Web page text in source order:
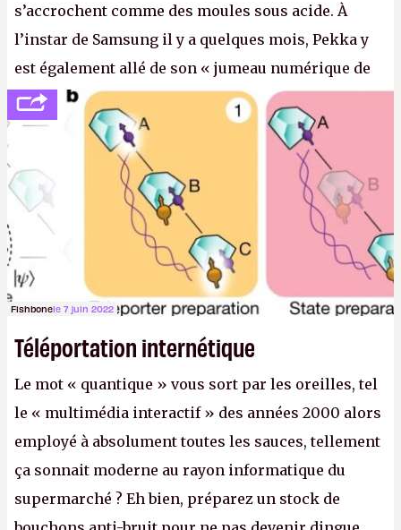
s’accrochent comme des moules sous acide. À
l’instar de Samsung il y a quelques mois, Pekka y
est également allé de son « jumeau numérique de
tout » et de l’importance des metasangsues, qu’il
considère comme «
la prochaine grande plateforme
informatique après le World Wide Web et le mobile
(Crédit photo : Pexels / Pixabay)
Fishbonele 7 juin 2022
Téléportation internétique
Le mot « quantique » vous sort par les oreilles, tel
le « multimédia interactif » des années 2000 alors
employé à absolument toutes les sauces, tellement
ça sonnait moderne au rayon informatique du
supermarché ? Eh bien, préparez un stock de